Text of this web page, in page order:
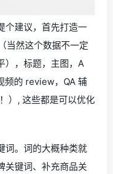
个建议，首先打造一
当然这个数据不一定
），标题，主图，A
频的 review，QA 辅
）, 这些都是可以优化
词。词的大概种类就
关键词、补充商品关